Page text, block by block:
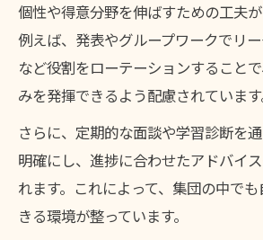
個性や得意分野を伸ばすための工夫が
例えば、発表やグループワークでリ
など役割をローテーションすること
みを発揮できるよう配慮されています
さらに、定期的な面談や学習診断を
明確にし、進捗に合わせたアドバイ
れます。これによって、集団の中で
きる環境が整っています。